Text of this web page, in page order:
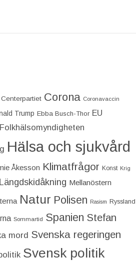
Centerpartiet‎ Corona Coronavaccin
Trump Ebba Busch-Thor EU
Folkhälsomyndigheten
Hälsa och sjukvård
Åkesson Klimatfrågor Konst Krig
Längdskidåkning Mellanöstern
Natur Polisen Rasism Ryssland
Sommartid Spanien Stefan
mord Svenska regeringen
Svensk politik